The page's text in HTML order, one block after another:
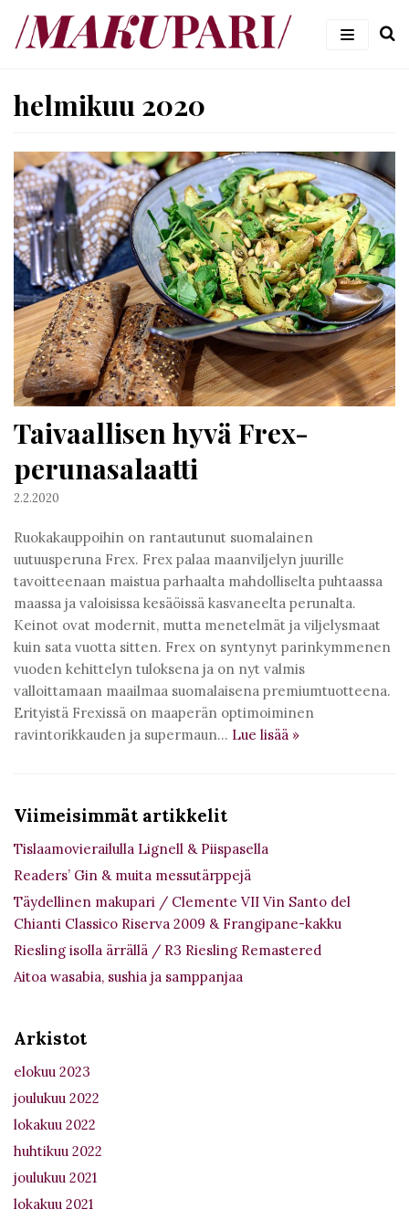
Siirry
suoraan
helmikuu 2020
Taivaallisen hyvä Frex-
perunasalaatti
2.2.2020
Ruokakauppoihin on rantautunut suomalainen
uutuusperuna Frex. Frex palaa maanviljelyn juurille
tavoitteenaan maistua parhaalta mahdolliselta puhtaassa
maassa ja valoisissa kesäöissä kasvaneelta perunalta.
Keinot ovat modernit, mutta menetelmät ja viljelysmaat
kuin sata vuotta sitten. Frex on syntynyt parinkymmenen
vuoden kehittelyn tuloksena ja on nyt valmis
valloittamaan maailmaa suomalaisena premiumtuotteena.
Erityistä Frexissä on maaperän optimoiminen
ravintorikkauden ja supermaun… Lue lisää »
Viimeisimmät artikkelit
Tislaamovierailulla Lignell & Piispasella
Readers’ Gin & muita messutärppejä
Täydellinen makupari / Clemente VII Vin Santo del
Chianti Classico Riserva 2009 & Frangipane-kakku
Riesling isolla ärrällä / R3 Riesling Remastered
Aitoa wasabia, sushia ja samppanjaa
Arkistot
elokuu 2023
joulukuu 2022
lokakuu 2022
huhtikuu 2022
joulukuu 2021
lokakuu 2021